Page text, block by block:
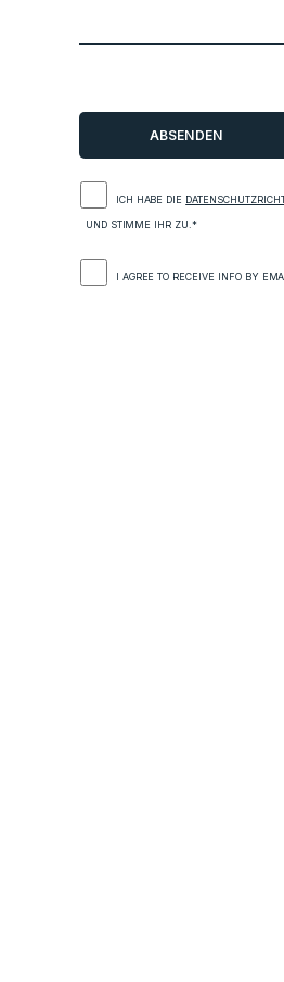
ICH HABE DIE
UND STIMME IHR ZU.*
I AGREE TO RECEIVE INFO BY